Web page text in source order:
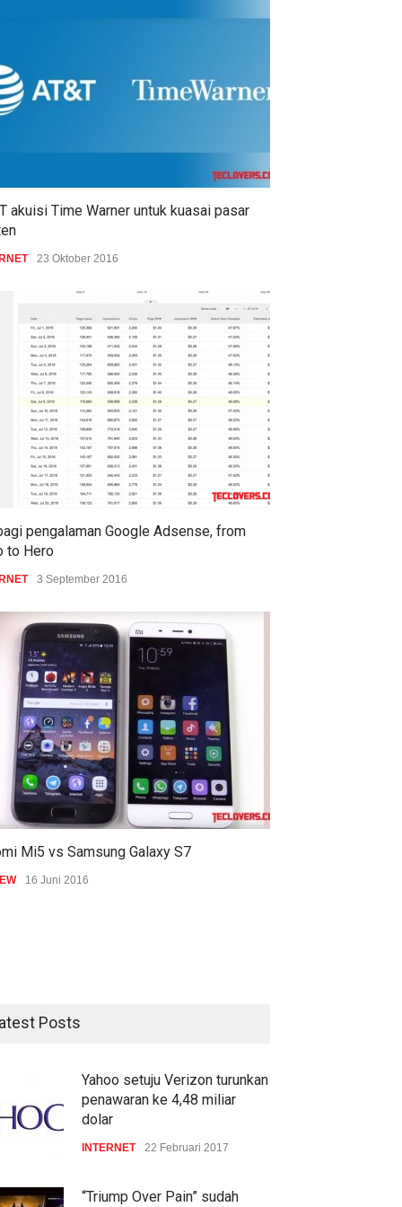
akuisi Time Warner untuk kuasai pasar
23 Oktober 2016
pengalaman Google Adsense, from
to Hero
3 September 2016
Mi5 vs Samsung Galaxy S7
16 Juni 2016
Posts
Yahoo setuju Verizon turunkan
penawaran ke 4,48 miliar
dolar
INTERNET 22 Februari 2017
“Triump Over Pain” sudah